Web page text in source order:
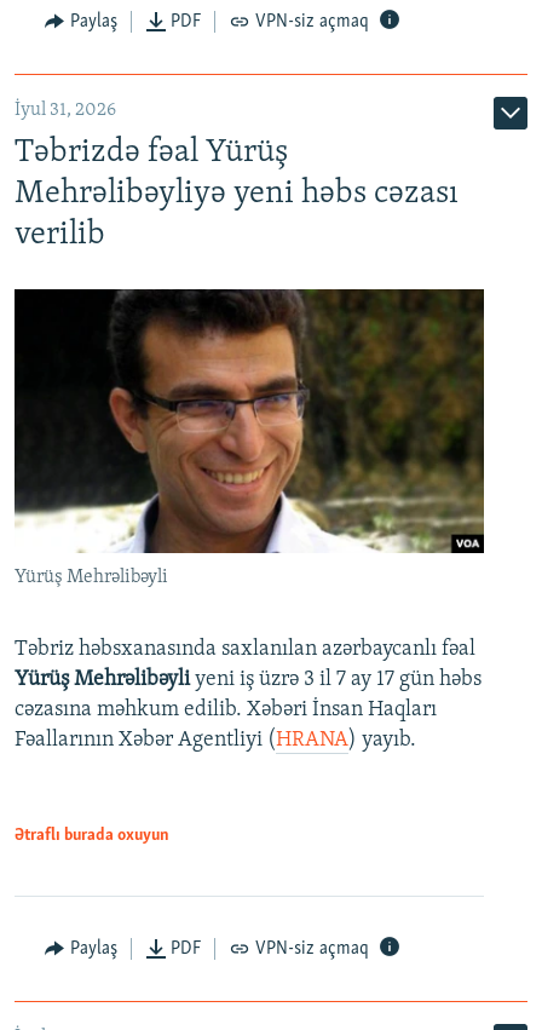
Paylaş PDF VPN-siz açmaq
İyul 31, 2026
Təbrizdə fəal Yürüş
Mehrəlibəyliyə yeni həbs cəzası
verilib
Yürüş Mehrəlibəyli
Təbriz həbsxanasında saxlanılan azərbaycanlı fəal
Yürüş Mehrəlibəyliyeni iş üzrə 3 il 7 ay 17 gün həbs
cəzasına məhkum edilib. Xəbəri İnsan Haqları
Fəallarının Xəbər Agentliyi (HRANA) yayıb.
Ətraflı burada oxuyun
Paylaş PDF VPN-siz açmaq